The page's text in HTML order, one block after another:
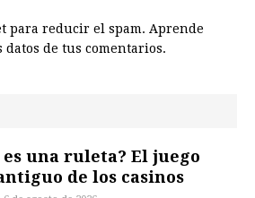
para reducir el spam. Aprende
datos de tus comentarios.
es una ruleta? El juego
de los casinos